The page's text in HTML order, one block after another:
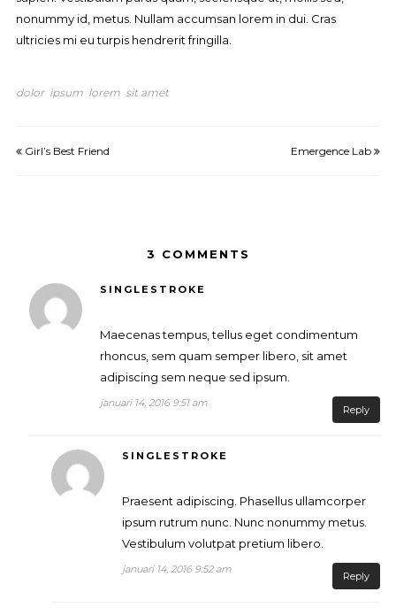
nonummy id, metus. Nullam accumsan lorem in dui. Cras
ultricies mi eu turpis hendrerit fringilla.
dolor ipsum lorem sit amet
Girl’s Best Friend Emergence Lab
3 COMMENTS
SINGLESTROKE
Maecenas tempus, tellus eget condimentum
rhoncus, sem quam semper libero, sit amet
adipiscing sem neque sed ipsum.
januari 14, 2016 9:51 am
Reply
SINGLESTROKE
Praesent adipiscing. Phasellus ullamcorper
ipsum rutrum nunc. Nunc nonummy metus.
Vestibulum volutpat pretium libero.
januari 14, 2016 9:52 am
Reply